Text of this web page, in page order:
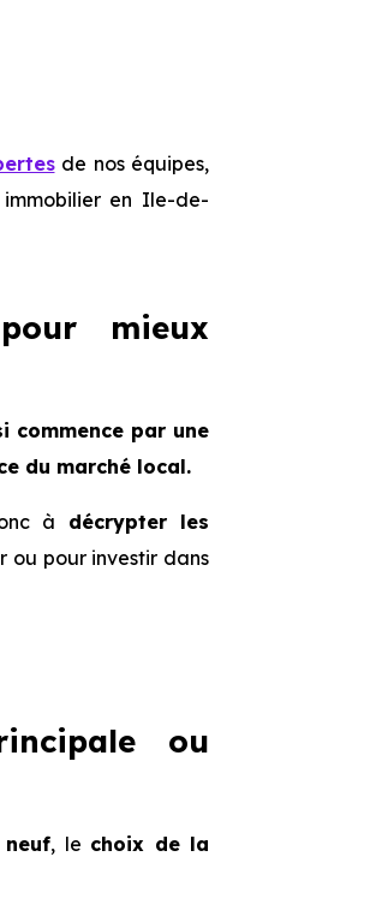
de nos équipes,
en Ile-de-
mieux
commence par une
du marché local.
à décrypter les
ou pour investir dans
ou
, le choix de la